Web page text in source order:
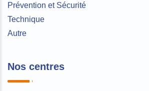
Prévention et Sécurité
Technique
Autre
Nos centres